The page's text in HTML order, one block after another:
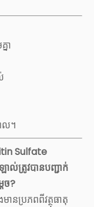
ា
ល។
Sulfate
ល់ត្រូវបានបញ្ជាក់
ច?
ប្រភពពីវត្ថុធាតុ